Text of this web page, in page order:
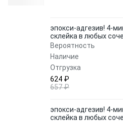
эпокси-адгезив! 4-
склейка в любых
Вероятность
Наличие
Отгрузка
624 ₽
657 ₽
эпокси-адгезив! 4-
склейка в любых